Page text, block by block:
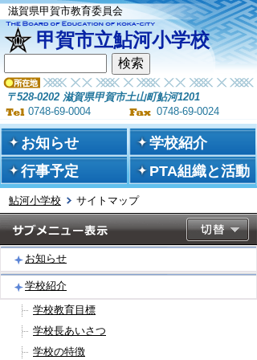
滋賀県甲賀市教育委員会
甲賀市立鮎河小学校
〒528-0202 滋賀県甲賀市土山町鮎河1201
0748-69-0004
0748-69-0024
お知らせ
学校紹介
行事予定
PTA組織と活動
鮎河小学校 サイトマップ
お知らせ
学校紹介
学校教育目標
学校長あいさつ
学校の特徴